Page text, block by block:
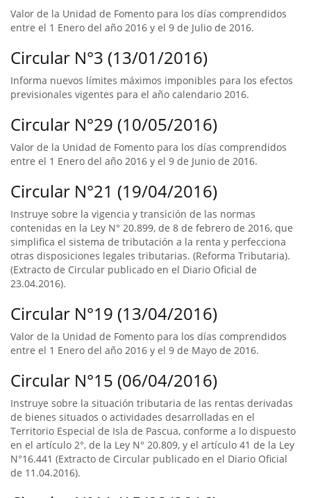
Valor de la Unidad de Fomento para los días comprendidos
entre el 1 Enero del año 2016 y el 9 de Julio de 2016.
Circular N°3 (13/01/2016)
Informa nuevos límites máximos imponibles para los efectos
previsionales vigentes para el año calendario 2016.
Circular N°29 (10/05/2016)
Valor de la Unidad de Fomento para los días comprendidos
entre el 1 Enero del año 2016 y el 9 de Junio de 2016.
Circular N°21 (19/04/2016)
Instruye sobre la vigencia y transición de las normas
contenidas en la Ley N° 20.899, de 8 de febrero de 2016, que
simplifica el sistema de tributación a la renta y perfecciona
otras disposiciones legales tributarias. (Reforma Tributaria).
(Extracto de Circular publicado en el Diario Oficial de
23.04.2016).
Circular N°19 (13/04/2016)
Valor de la Unidad de Fomento para los días comprendidos
entre el 1 Enero del año 2016 y el 9 de Mayo de 2016.
Circular N°15 (06/04/2016)
Instruye sobre la situación tributaria de las rentas derivadas
de bienes situados o actividades desarrolladas en el
Territorio Especial de Isla de Pascua, conforme a lo dispuesto
en el artículo 2°, de la Ley N° 20.809, y el artículo 41 de la Ley
N°16.441 (Extracto de Circular publicado en el Diario Oficial
de 11.04.2016).